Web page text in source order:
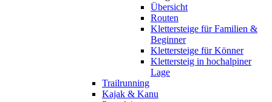
Übersicht
Routen
Klettersteige für Familien &
Beginner
Klettersteige für Könner
Klettersteig in hochalpiner
Lage
Trailrunning
Kajak & Kanu